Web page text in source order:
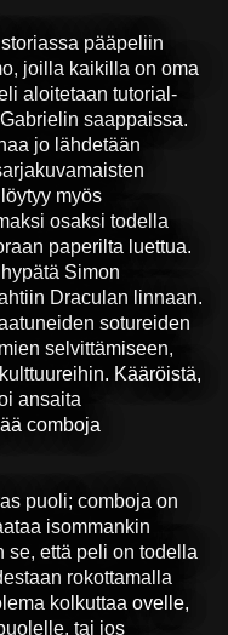
pääpeliin
joilla kaikilla on oma
aloitetaan tutorial-
saappaissa.
jo lähdetään
myös
osaksi todella
paperilta luettua.
Simon
Draculan linnaan.
sotureiden
selvittämiseen,
Kääröistä,
ansaita
comboja
puoli; comboja on
isommankin
että peli on todella
rokottamalla
kolkuttaa ovelle,
tai jos